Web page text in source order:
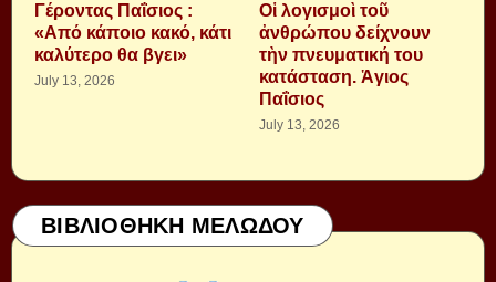
Γέροντας Παΐσιος :
«Από κάποιο κακό, κάτι
καλύτερο θα βγει»
July 13, 2026
Οἱ λογισμοὶ τοῦ
ἀνθρώπου δείχνουν
τὴν πνευματική του
κατάσταση. Ἁγιος
Παΐσιος
July 13, 2026
ΒΙΒΛΙΟΘΗΚΗ ΜΕΛΩΔΟΥ